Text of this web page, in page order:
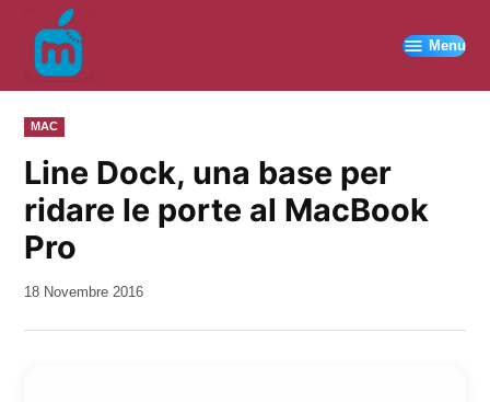
contenuto
Menu
PUBBLICATO
IN
MAC
Line Dock, una base per
ridare le porte al MacBook
Pro
da
18 Novembre 2016